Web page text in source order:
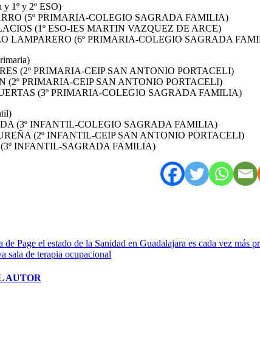
1º y 2º ESO)
(5º PRIMARIA-COLEGIO SAGRADA FAMILIA)
(1º ESO-IES MARTIN VAZQUEZ DE ARCE)
LAMPARERO (6º PRIMARIA-COLEGIO SAGRADA
(2º PRIMARIA-CEIP SAN ANTONIO PORTACELI)
(2º PRIMARIA-CEIP SAN ANTONIO PORTACELI)
(3º PRIMARIA-COLEGIO SAGRADA FAMILIA)
(3º INFANTIL-COLEGIO SAGRADA FAMILIA)
(2º INFANTIL-CEIP SAN ANTONIO PORTACELI)
INFANTIL-SAGRADA FAMILIA)
Page el estado de la Sanidad en Guadalajara es cada vez más
sala de terapia ocupacional
AUTOR